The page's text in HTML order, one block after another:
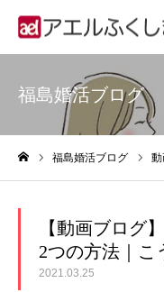
福島婚活ブログ
福島婚活ブログ
【動画ブログ
2つの方法｜こ
2021.03.25